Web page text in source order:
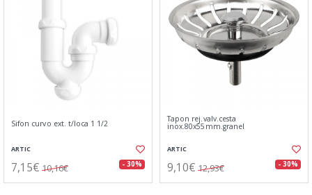
Sifon curvo ext. t/loca 1 1/2
ARTIC
7,15€ 10,16€ - 30%
Tapon rej.valv.cesta
inox.80x55mm.granel
ARTIC
9,10€ 12,93€ - 30%